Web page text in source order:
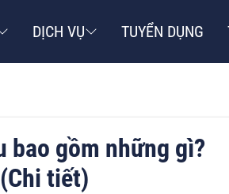
DỊCH VỤ TUYỂN DỤNG
bao gồm những gì?
tiết)